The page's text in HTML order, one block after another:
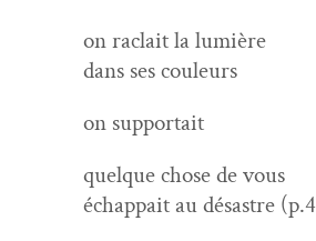
on raclait la lumière
dans ses couleurs
on sup­por­t­ait
quelque chose de vous
échap­pait au désas­tre